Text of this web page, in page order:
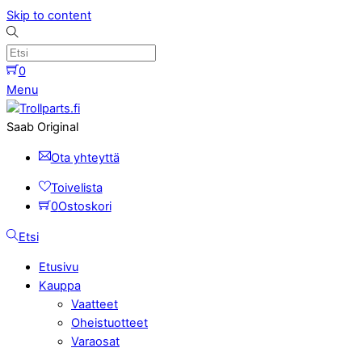
Skip to content
0
Menu
Saab Original
Ota yhteyttä
Toivelista
0Ostoskori
Etsi
Etusivu
Kauppa
Vaatteet
Oheistuotteet
Varaosat